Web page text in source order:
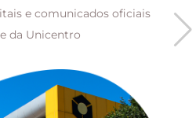
e comunicados oficiais
da Unicentro